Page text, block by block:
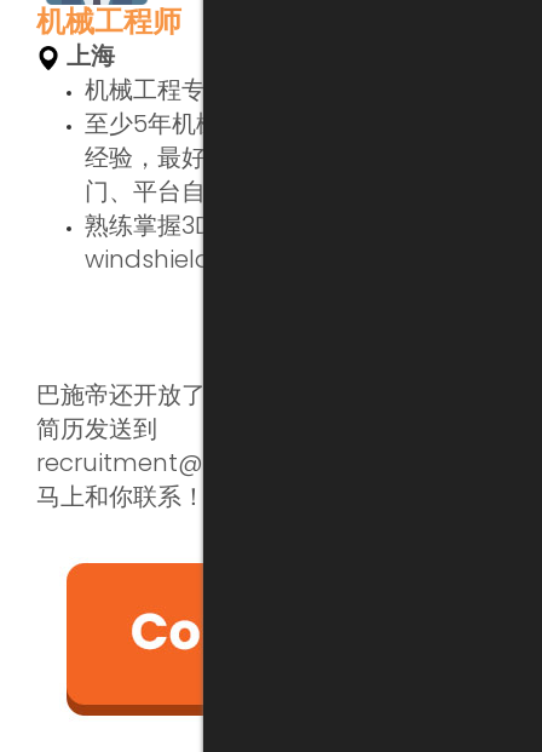
机械工程师
上海
机械工程专业本科或以上学历
至少5年机械公司设计或技术部门工作
经验，最好是相关领域（月台自动闸
门、平台自动门、电梯门、玻璃面板）
熟练掌握3D / 2D设计软件（Creo,
windshield, Auto CAD, Revit等）
巴施帝还开放了许多其他工程师岗位，快把
简历发送到
recruitment@bassettichina.com 我们会
马上和你联系！